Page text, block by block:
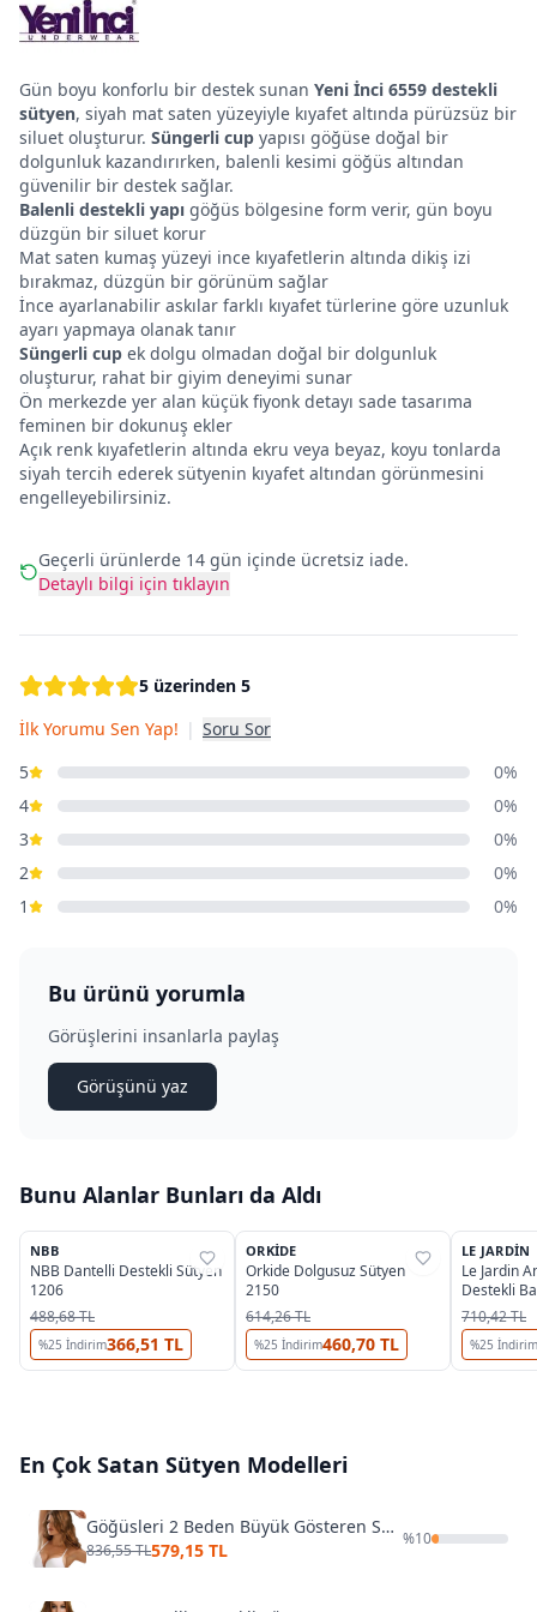
Gün boyu konforlu bir destek sunan Yeni İnci 6559 destekli
sütyen, siyah mat saten yüzeyiyle kıyafet altında pürüzsüz bir
siluet oluşturur. Süngerli cup yapısı göğüse doğal bir
dolgunluk kazandırırken, balenli kesimi göğüs altından
güvenilir bir destek sağlar.
Balenli destekli yapı göğüs bölgesine form verir, gün boyu
düzgün bir siluet korur
Mat saten kumaş yüzeyi ince kıyafetlerin altında dikiş izi
bırakmaz, düzgün bir görünüm sağlar
İnce ayarlanabilir askılar farklı kıyafet türlerine göre uzunluk
ayarı yapmaya olanak tanır
Süngerli cup ek dolgu olmadan doğal bir dolgunluk
oluşturur, rahat bir giyim deneyimi sunar
Ön merkezde yer alan küçük fiyonk detayı sade tasarıma
feminen bir dokunuş ekler
Açık renk kıyafetlerin altında ekru veya beyaz, koyu tonlarda
siyah tercih ederek sütyenin kıyafet altından görünmesini
engelleyebilirsiniz.
Geçerli ürünlerde 14 gün içinde ücretsiz iade.
Detaylı bilgi için tıklayın
5 üzerinden 5
İlk Yorumu Sen Yap! | Soru Sor
5
0%
4
0%
3
0%
2
0%
1
0%
Bu ürünü yorumla
Görüşlerini insanlarla paylaş
Görüşünü yaz
Bunu Alanlar Bunları da Aldı
%39
NBB
NBB Dantelli Destekli Sütyen
1206
488,68 TL
%25 İndirim366,51 TL
%28
ORKIDE
Orkide Dolgusuz Sütyen
2150
614,26 TL
%25 İndirim460,70 TL
%31
LE JARDIN
Le Jardin
Destekli
710,42 TL
%25 İndirim
En Çok Satan Sütyen Modelleri
Göğüsleri 2 Beden Büyük Gösteren Sütyen Le Jardin 7034 Musette Sihirli Bra
836,55 TL579,15 TL
%10